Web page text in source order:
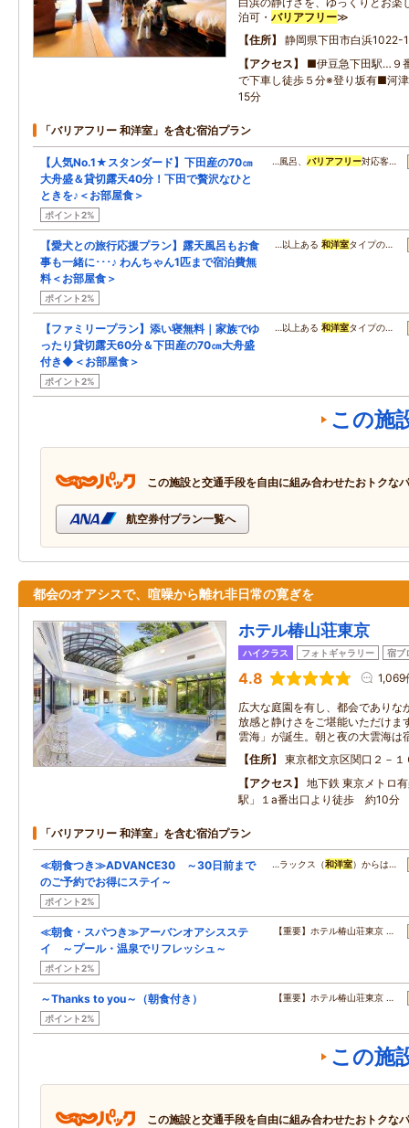
泊可・ バリアフリー≫
住所
静岡県下田市白浜1022-1
アクセス
■伊豆急下田駅…９
で下車し徒歩５分※登り坂有■河
15分
「バリアフリー 和洋室」を含む宿泊プラン
【人気No.1★スタンダード】下田産の70㎝
大舟盛＆貸切露天40分！下田で贅沢なひと
ときを♪＜お部屋食＞
ポイント2%
…風呂、 バリアフリー対応客…
【愛犬との旅行応援プラン】露天風呂もお食
事も一緒に･･･♪ わんちゃん1匹まで宿泊費無
料＜お部屋食＞
ポイント2%
…以上ある和洋室タイプの…
【ファミリープラン】添い寝無料｜家族でゆ
ったり貸切露天60分＆下田産の70㎝大舟盛
付き◆＜お部屋食＞
ポイント2%
…以上ある和洋室タイプの…
この施
この施設と交通手段を自由に組み合わせたおトクな
航空券付プラン一覧へ
都会のオアシスで、喧噪から離れ非日常の寛ぎを
ホテル椿山荘東京
ハイクラス フォトギャラリー 宿ブ
4.8 1,069
広大な庭園を有し、都会でありな
放感と静けさをご堪能いただけ
雲海」が誕生。朝と夜の大雲海は
住所
東京都文京区関口２－１
アクセス
地下鉄 東京メトロ
駅」１a番出口より徒歩 約10分
「バリアフリー 和洋室」を含む宿泊プラン
≪朝食つき≫ADVANCE30 ～30日前まで
のご予約でお得にステイ～
ポイント2%
…ラックス（和洋室）からは…
≪朝食・スパつき≫アーバンオアシスステ
イ ～プール・温泉でリフレッシュ～
ポイント2%
【重要】ホテル椿山荘東京 …
～Thanks to you～（朝食付き）
ポイント2%
【重要】ホテル椿山荘東京 …
この施
この施設と交通手段を自由に組み合わせたおトクな